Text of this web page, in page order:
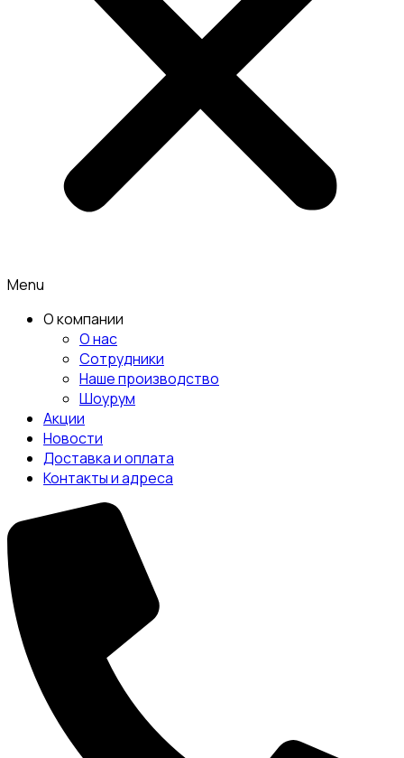
Menu
О компании
О нас
Сотрудники
Наше производство
Шоурум
Акции
Новости
Доставка и оплата
Контакты и адреса